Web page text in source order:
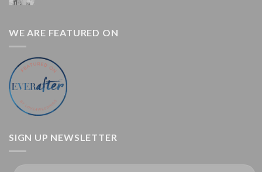
WE ARE FEATURED ON
SIGN UP NEWSLETTER